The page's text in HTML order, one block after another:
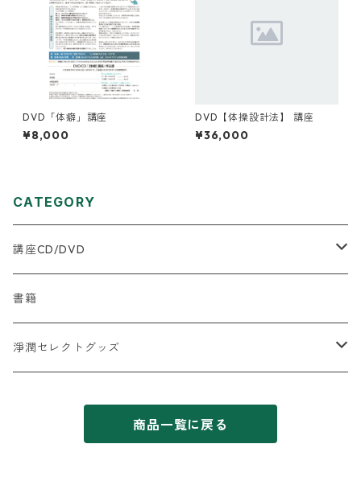
DVD「体癖」講座
¥8,000
DVD【体操設計法】 講座
¥36,000
CATEGORY
講座CD/DVD
★はじめに何を購入したらいいか迷う方へ
2025年５月以降の新規商品
書籍
淨潤セレクトグッズ
商品一覧に戻る